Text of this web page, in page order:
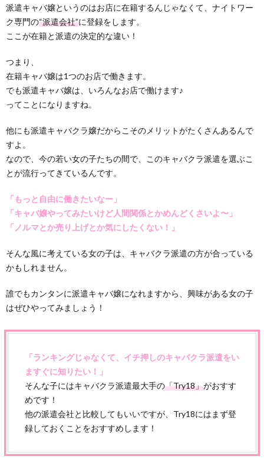
派遣キャバ嬢というのはお店に在籍するんじゃなくて、ナイトワー
ク専門の“派遣会社”に登録をします。
ここが在籍と派遣の決定的な違い！
つまり、
在籍キャバ嬢は1つのお店で働きます。
でも派遣キャバ嬢は、いろんなお店で働けます♪
ってことになりますね。
他にも派遣キャバクラ嬢だからこそのメリットがたくさんあるんで
すよ。
なので、今の若い女の子たちの間で、このキャバクラ派遣を選ぶこ
とが流行ってきているんです。
「もっと自由に働きたいなー」
「キャバ嬢やってみたいけど人間関係とかめんどくさいよ〜」
「ノルマとか売り上げとか気にしたくない！」
そんな風に考えている女の子は、キャバクラ派遣の方が合っている
かもしれません。
誰でもカンタンに派遣キャバ嬢になれますから、興味がある女の子
はぜひやってみましょう！
「ランキングじゃなくて、イチ押しのキャバクラ派遣をい
ますぐに知りたい！」
そんな子にはキャバクラ派遣最大手の「Try18」がおすす
めです！
他の派遣会社と比較してもいいですが、Try18にはまず登
録しておくことをおすすめします！